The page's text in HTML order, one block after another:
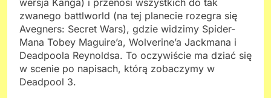
zwanego battlworld (na tej planecie rozegra się
Avegners: Secret Wars), gdzie widzimy Spider-
Mana Tobey Maguire’a, Wolverine’a Jackmana i
Deadpoola Reynoldsa. To oczywiście ma dziać się
w scenie po napisach, którą zobaczymy w
Deadpool 3.